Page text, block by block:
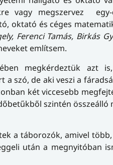
vagy megszervez
oktató és céges
Ferenci Tamás, Birkás
említsem.
megkérdeztük azt
szó, de aki veszi a
két viccesebb
szintén összeálló
a táborozók, amivel
után a megnyitóban